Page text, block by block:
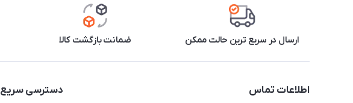
ارسال در سریع ترین حالت ممکن ضمانت بازگشت کالا
اطلاعات تماس دسترسی سریع